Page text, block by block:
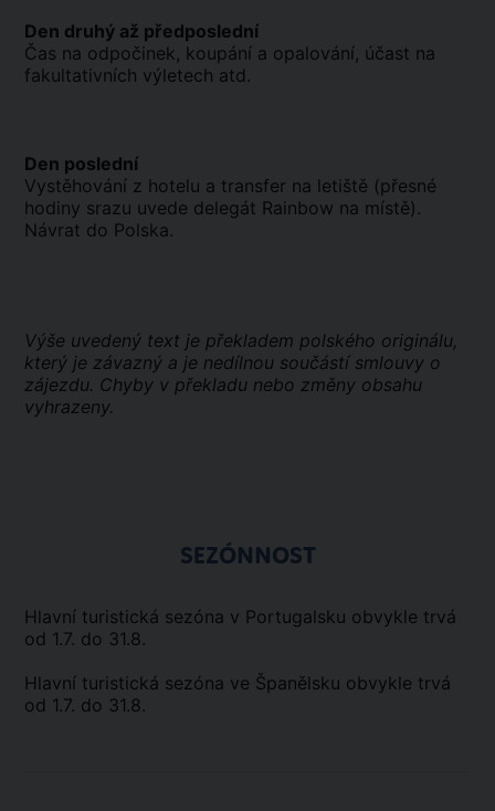
Den druhý až předposlední
Čas na odpočinek, koupání a opalování, účast na
fakultativních výletech atd.
Den poslední
Vystěhování z hotelu a transfer na letiště (přesné
hodiny srazu uvede delegát Rainbow na místě).
Návrat do Polska.
Výše uvedený text je překladem polského originálu,
který je závazný a je nedílnou součástí smlouvy o
zájezdu. Chyby v překladu nebo změny obsahu
vyhrazeny.
SEZÓNNOST
Hlavní turistická sezóna v Portugalsku obvykle trvá
od 1.7. do 31.8.
Hlavní turistická sezóna ve Španělsku obvykle trvá
od 1.7. do 31.8.